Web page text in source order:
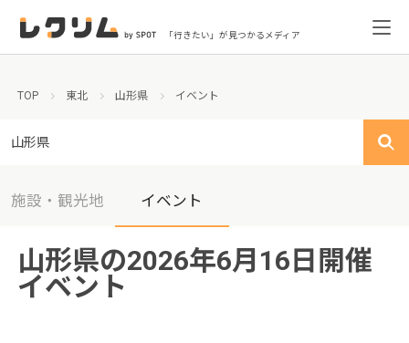
「行きたい」が見つかるメディア
TOP 東北 山形県 イベント
山形県
施設・観光地 イベント
山形県の2026年6月16日開催
イベント